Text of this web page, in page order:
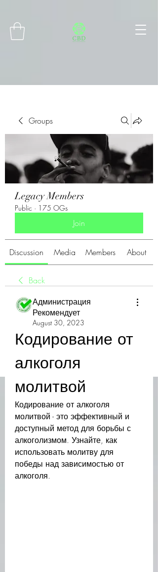
Groups
Legacy Members
Public · 175 OGs
Join
Discussion Media Members About
Back
Администрация
Рекомендует
August 30, 2023
Кодирование от
алкоголя
молитвой
Кодирование от алкоголя
молитвой - это эффективный и
доступный метод для борьбы с
алкоголизмом. Узнайте, как
использовать молитву для
победы над зависимостью от
алкоголя.